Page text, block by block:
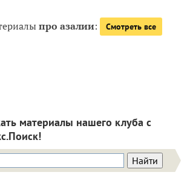
про азалии: Смотреть все
материалы нашего клуба с